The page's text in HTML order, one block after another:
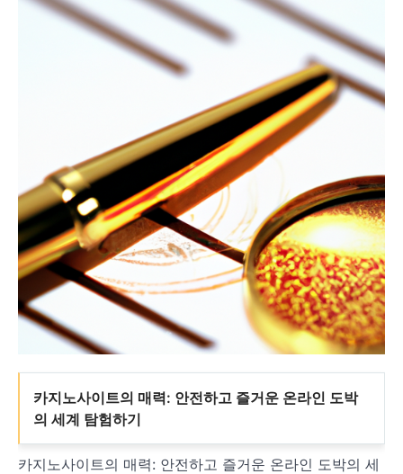
카지노사이트의 매력: 안전하고 즐거운 온라인 도박
의 세계 탐험하기
카지노사이트의 매력: 안전하고 즐거운 온라인 도박의 세